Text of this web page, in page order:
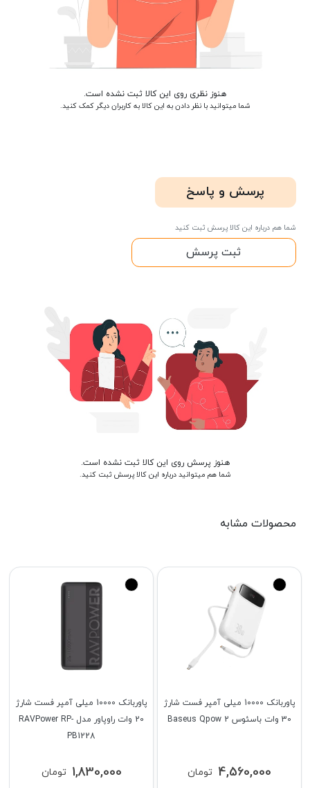
هنوز نظری روی این کالا ثبت نشده است.
شما میتوانید با نظر دادن به این کالا به کاربران دیگر کمک کنید.
پرسش و پاسخ
شما هم درباره این کالا پرسش ثبت کنید
ثبت پرسش
هنوز پرسش روی این کالا ثبت نشده است.
شما هم میتوانید درباره این کالا پرسش ثبت کنید.
محصولات مشابه
پاوربانک 10000 میلی آمپر فست شارژ
20 وات راوپاور مدل RAVPower RP-
PB1228
تومان 1,830,000
پاوربانک 10000 میلی آمپر فست شارژ
30 وات باسئوس Baseus Qpow 2
تومان 4,560,000